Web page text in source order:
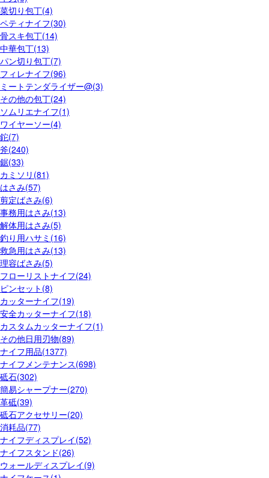
菜切り包丁(4)
ペティナイフ(30)
骨スキ包丁(14)
中華包丁(13)
パン切り包丁(7)
フィレナイフ(96)
ミートテンダライザー@(3)
その他の包丁(24)
ソムリエナイフ(1)
ワイヤーソー(4)
鉈(7)
斧(240)
鋸(33)
カミソリ(81)
はさみ(57)
剪定ばさみ(6)
事務用はさみ(13)
解体用はさみ(5)
釣り用ハサミ(16)
救急用はさみ(13)
理容ばさみ(5)
フローリストナイフ(24)
ピンセット(8)
カッターナイフ(19)
安全カッターナイフ(18)
カスタムカッターナイフ(1)
その他日用刃物(89)
ナイフ用品(1377)
ナイフメンテナンス(698)
砥石(302)
簡易シャープナー(270)
革砥(39)
砥石アクセサリー(20)
消耗品(77)
ナイフディスプレイ(52)
ナイフスタンド(26)
ウォールディスプレイ(9)